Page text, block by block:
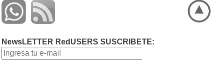
NewsLETTER RedUSERS SUSCRIBETE: